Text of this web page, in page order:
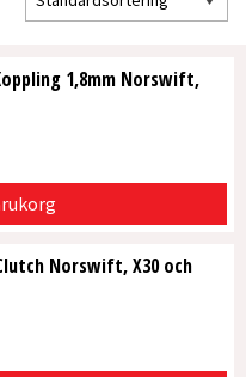
1,8mm Norswift,
Norswift, X30 och